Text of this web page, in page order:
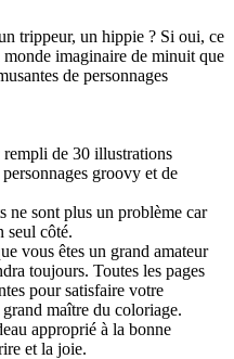
trippeur, un hippie ? Si oui, ce
imaginaire de minuit que
de personnages
de 30 illustrations
groovy et de
ne sont plus un problème car
seul côté.
vous êtes un grand amateur
toujours. Toutes les pages
pour satisfaire votre
maître du coloriage.
approprié à la bonne
et la joie.